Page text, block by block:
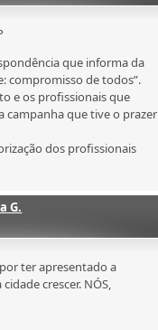
que informa da
compromisso de todos”.
e os profissionais que
campanha que tive o prazer
dos profissionais
G.
ter apresentado a
crescer. NÓS,